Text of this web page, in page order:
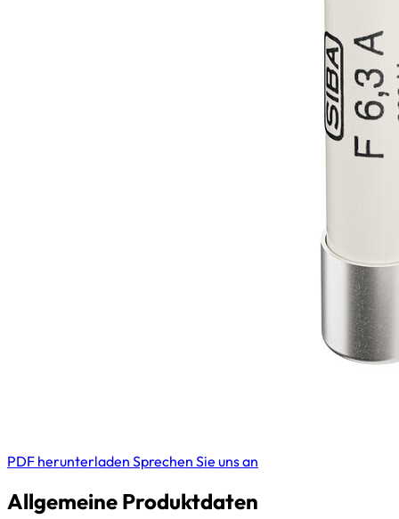
PDF herunterladen Sprechen Sie uns an
Allgemeine Produktdaten